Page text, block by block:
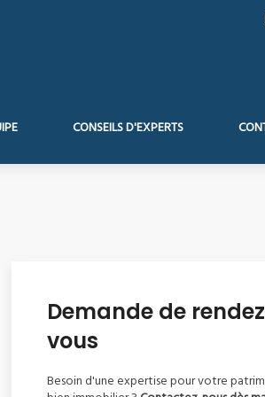
CONSEILS D'EXPERTS
Demande de
vous
Besoin d'une expertise pour votre